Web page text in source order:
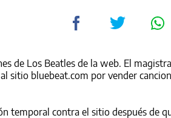
de Los Beatles de la web. El
sitio bluebeat.com por vender
temporal contra el sitio después de